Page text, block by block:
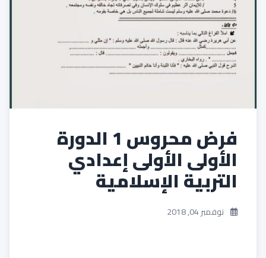
فرض محروس 1 الدورة
الأولى الأولى إعدادي
التربية الإسلامية
نوفمبر 04, 2018